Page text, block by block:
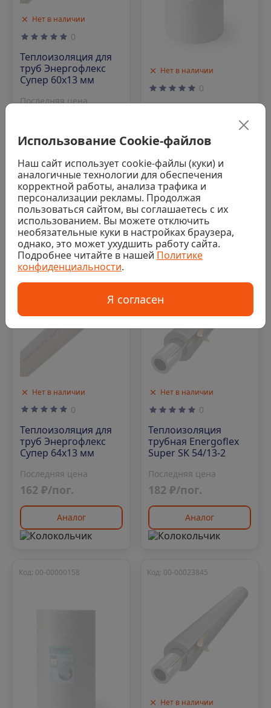
Нет в наличии
0
Теплоизоляция для
труб Энергофлекс
Супер 60х13 мм
Последняя цена
Аналог
Нет в наличии
0
Пенотерм НПП ЛЭ (Э)
5х1300х50
Последняя цена
155 ₽/м2
Аналог
Нет в наличии
Код: 00-00009049
0
Теплоизоляция для
труб Энергофлекс
Супер 64х13 мм
Последняя цена
162 ₽/пог.
Аналог
Нет в наличии
Код: 00-00023844
0
Теплоизоляция
трубная Energoflex
Super SK 54/13-2
Последняя цена
182 ₽/пог.
Аналог
Код: 00-00000158
Нет в наличии
Код: 00-00023845
Использование Cookie-файлов
Наш сайт использует cookie-файлы (куки) и
аналогичные технологии для обеспечения
корректной работы, анализа трафика и
персонализации рекламы. Продолжая
пользоваться сайтом, вы соглашаетесь с их
использованием. Вы можете отключить
необязательные куки в настройках браузера,
однако, это может ухудшить работу сайта.
Подробнее читайте в нашей Политике
конфиденциальности.
Я согласен